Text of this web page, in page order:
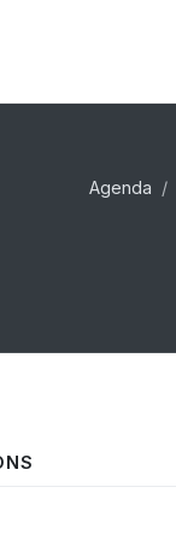
Agenda